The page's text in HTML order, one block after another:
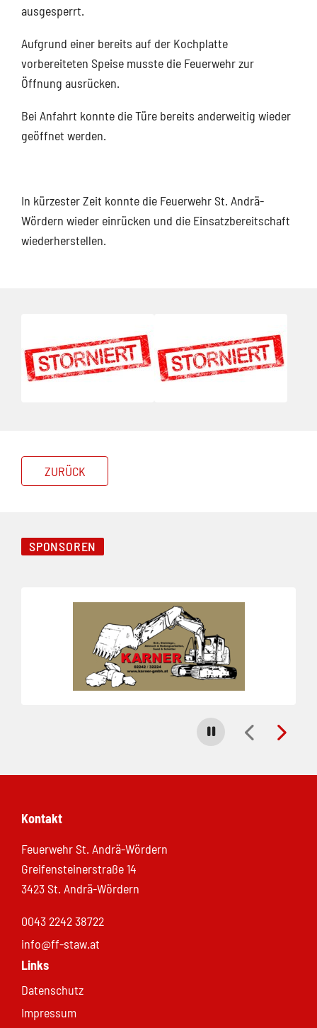
ausgesperrt.
Aufgrund einer bereits auf der Kochplatte
vorbereiteten Speise musste die Feuerwehr zur
Öffnung ausrücken.
Bei Anfahrt konnte die Türe bereits anderweitig wieder
geöffnet werden.
In kürzester Zeit konnte die Feuerwehr St. Andrä-
Wördern wieder einrücken und die Einsatzbereitschaft
wiederherstellen.
ZURÜCK
SPONSOREN
Carousel stoppen
Kontakt
Feuerwehr St. Andrä-Wördern
Greifensteinerstraße 14
3423 St. Andrä-Wördern
0043 2242 38722
info@ff-staw.at
Links
Datenschutz
Impressum